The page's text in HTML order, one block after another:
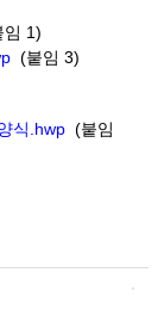
임 1)
(붙임 3)
식.hwp (붙임